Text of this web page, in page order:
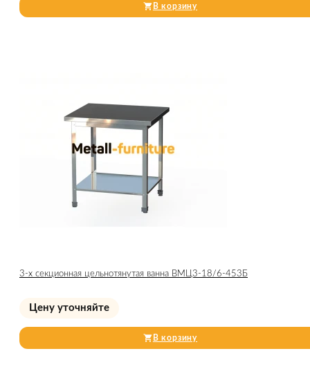
В корзину
3-х секционная цельнотянутая ванна ВМЦ3-18/6-453Б
Цену уточняйте
В корзину